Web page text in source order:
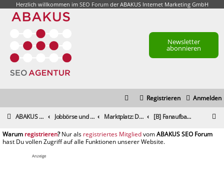
Herzlich willkommen im SEO Forumder ABAKUS Internet Marketing GmbH
Newsletter
abonnieren
Anmelden
Registrieren
ABAKUS Foren-Übersicht Jobbörse und Marktplatz Marktplatz: Dienstleistungen [B] Fanaufbau & Betreuung Facebook-Seite
registrieren registriertes Mitglied
Anzeige